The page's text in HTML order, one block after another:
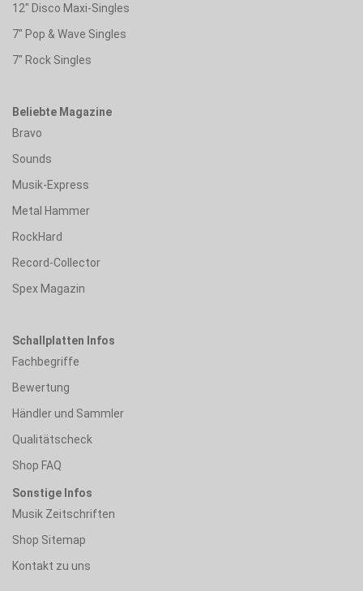
12" Disco Maxi-Singles
7" Pop & Wave Singles
7" Rock Singles
Beliebte Magazine
Bravo
Sounds
Musik-Express
Metal Hammer
RockHard
Record-Collector
Spex Magazin
Schallplatten Infos
Fachbegriffe
Bewertung
Händler und Sammler
Qualitätscheck
Shop FAQ
Sonstige Infos
Musik Zeitschriften
Shop Sitemap
Kontakt zu uns